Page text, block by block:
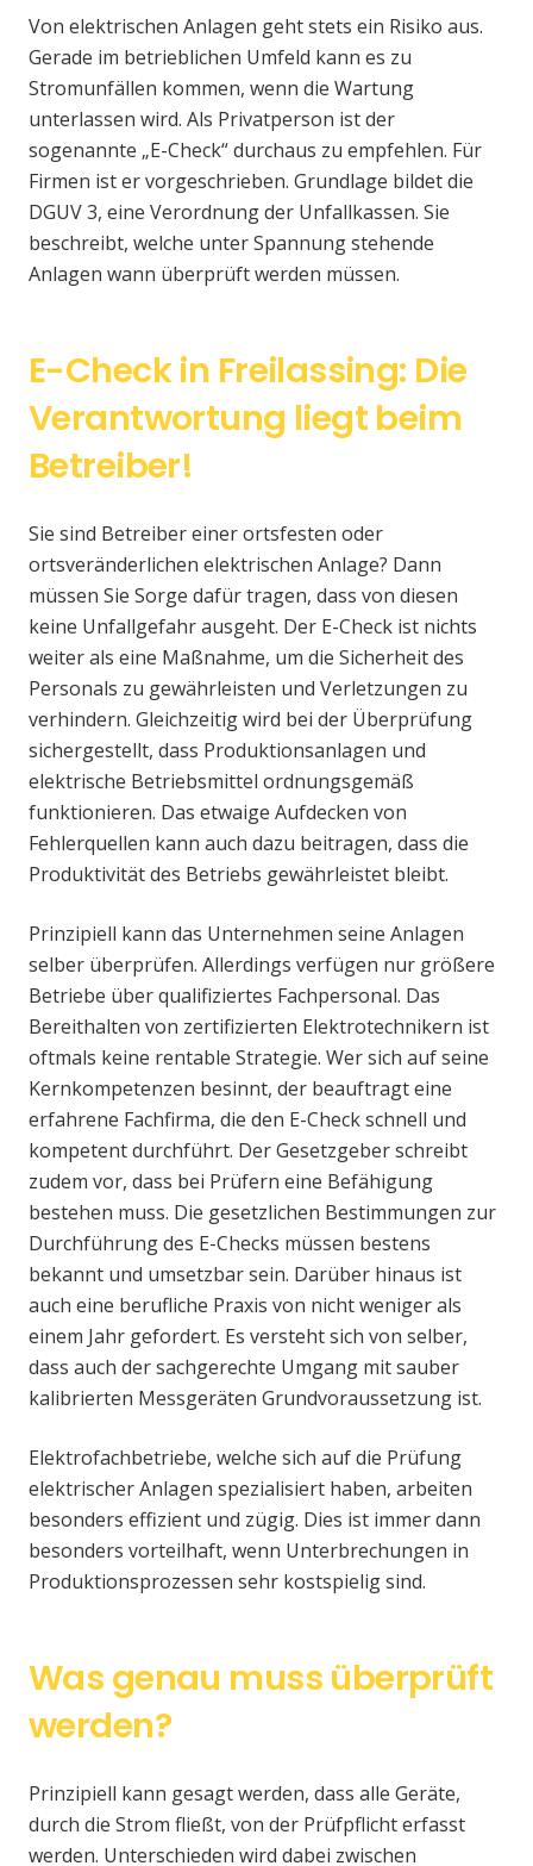
Von elektrischen Anlagen geht stets ein Risiko aus.
Gerade im betrieblichen Umfeld kann es zu
Stromunfällen kommen, wenn die Wartung
unterlassen wird. Als Privatperson ist der
sogenannte „E-Check“ durchaus zu empfehlen. Für
Firmen ist er vorgeschrieben. Grundlage bildet die
DGUV 3, eine Verordnung der Unfallkassen. Sie
beschreibt, welche unter Spannung stehende
Anlagen wann überprüft werden müssen.
E-Check in Freilassing: Die
Verantwortung liegt beim
Betreiber!
Sie sind Betreiber einer ortsfesten oder
ortsveränderlichen elektrischen Anlage? Dann
müssen Sie Sorge dafür tragen, dass von diesen
keine Unfallgefahr ausgeht. Der E-Check ist nichts
weiter als eine Maßnahme, um die Sicherheit des
Personals zu gewährleisten und Verletzungen zu
verhindern. Gleichzeitig wird bei der Überprüfung
sichergestellt, dass Produktionsanlagen und
elektrische Betriebsmittel ordnungsgemäß
funktionieren. Das etwaige Aufdecken von
Fehlerquellen kann auch dazu beitragen, dass die
Produktivität des Betriebs gewährleistet bleibt.
Prinzipiell kann das Unternehmen seine Anlagen
selber überprüfen. Allerdings verfügen nur größere
Betriebe über qualifiziertes Fachpersonal. Das
Bereithalten von zertifizierten Elektrotechnikern ist
oftmals keine rentable Strategie. Wer sich auf seine
Kernkompetenzen besinnt, der beauftragt eine
erfahrene Fachfirma, die den E-Check schnell und
kompetent durchführt. Der Gesetzgeber schreibt
zudem vor, dass bei Prüfern eine Befähigung
bestehen muss. Die gesetzlichen Bestimmungen zur
Durchführung des E-Checks müssen bestens
bekannt und umsetzbar sein. Darüber hinaus ist
auch eine berufliche Praxis von nicht weniger als
einem Jahr gefordert. Es versteht sich von selber,
dass auch der sachgerechte Umgang mit sauber
kalibrierten Messgeräten Grundvoraussetzung ist.
Elektrofachbetriebe, welche sich auf die Prüfung
elektrischer Anlagen spezialisiert haben, arbeiten
besonders effizient und zügig. Dies ist immer dann
besonders vorteilhaft, wenn Unterbrechungen in
Produktionsprozessen sehr kostspielig sind.
Was genau muss überprüft
werden?
Prinzipiell kann gesagt werden, dass alle Geräte,
durch die Strom fließt, von der Prüfpflicht erfasst
werden. Unterschieden wird dabei zwischen